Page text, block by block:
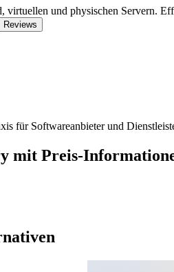
und physischen Servern.
Reviews
für Softwareanbieter und
mit Preis-